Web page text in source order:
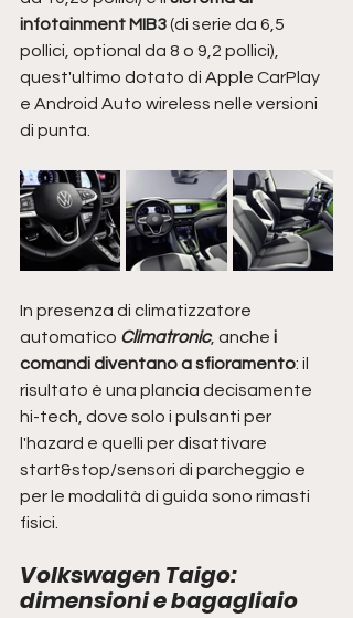
infotainment MIB3 (di serie da 6,5
pollici, optional da 8 o 9,2 pollici),
quest'ultimo dotato di Apple CarPlay
e Android Auto wireless nelle versioni
di punta.
In presenza di climatizzatore
automatico Climatronic, anche i
comandi diventano a sfioramento: il
risultato è una plancia decisamente
hi-tech, dove solo i pulsanti per
l'hazard e quelli per disattivare
start&stop/sensori di parcheggio e
per le modalità di guida sono rimasti
fisici.
Volkswagen Taigo:
dimensioni e bagagliaio